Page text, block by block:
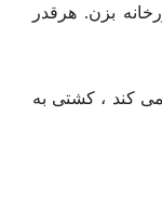
بزن. هرقدر
‌کند ، کشتی به